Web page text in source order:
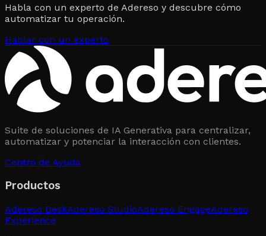
Habla con un experto de Adereso y descubre cómo
automatizar tu operación.
Hablar con un experto
Suite de soluciones de IA Generativa para centralizar,
automatizar y potenciar la interacción con clientes.
Centro de Ayuda
Productos
Adereso DeskAdereso StudioAdereso EngageAdereso
Experience